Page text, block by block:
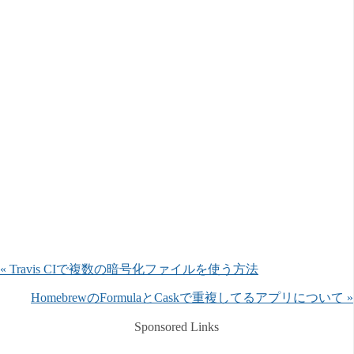
« Travis CIで複数の暗号化ファイルを使う方法
HomebrewのFormulaとCaskで重複してるアプリについて »
Sponsored Links